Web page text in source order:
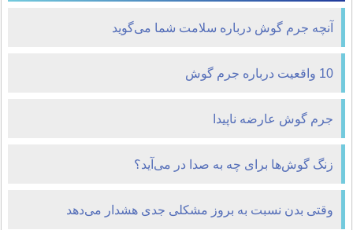
آنچه جرم گوش درباره سلامت شما می‌گوید
10 واقعیت درباره جرم گوش
جرم گوش عارضه ناپيدا
زنگ گوش‌ها برای چه به صدا در می‌آید؟
وقتی بدن نسبت به بروز مشکلی جدی هشدار می‌دهد